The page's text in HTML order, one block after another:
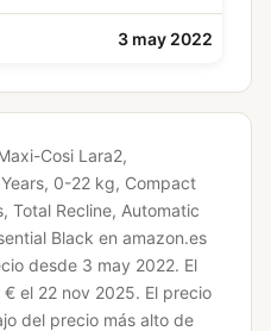
3 may 2022
Cosi Lara2,
0-22 kg, Compact
Total Recline, Automatic
Black en amazon.es
desde 3 may 2022. El
el 22 nov 2025. El precio
del precio más alto de